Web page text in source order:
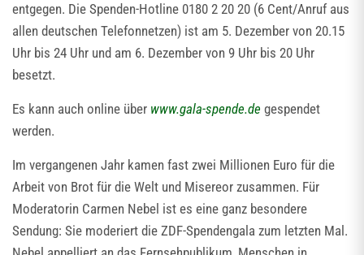
entgegen. Die Spenden-Hotline 0180 2 20 20 (6 Cent/Anruf aus
allen deutschen Telefonnetzen) ist am 5. Dezember von 20.15
Uhr bis 24 Uhr und am 6. Dezember von 9 Uhr bis 20 Uhr
besetzt.
Es kann auch online über www.gala-spende.de gespendet
werden.
Im vergangenen Jahr kamen fast zwei Millionen Euro für die
Arbeit von Brot für die Welt und Misereor zusammen. Für
Moderatorin Carmen Nebel ist es eine ganz besondere
Sendung: Sie moderiert die ZDF-Spendengala zum letzten Mal.